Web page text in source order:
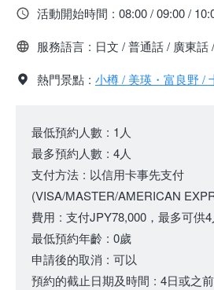
活動開始時間 : 08:00 / 09:00 /
服務語言 : 日文 / 普通話 / 廣東話
熱門景點 : 小樽 / 美瑛・富良野 /
最低預約人數 : 1人
最多預約人數 : 4人
支付方法 : 以信用卡事先支付
(VISA/MASTER/AMERICAN
費用 : 支付JPY78,000，最多可供
最低預約年齡 : 0歲
申請後的取消 : 可以
預約的截止日期及時間 : 4日或之